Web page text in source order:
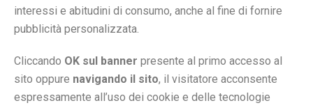
interessi e abitudini di consumo, anche al fine di fornire
pubblicità personalizzata.
Cliccando OK sul banner presente al primo accesso al
sito oppure navigando il sito, il visitatore acconsente
espressamente all’uso dei cookie e delle tecnologie